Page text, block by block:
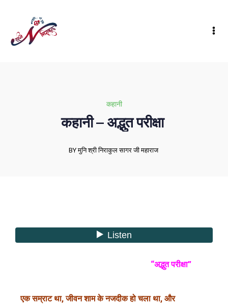
कहानी
कहानी – अद्भुत परीक्षा
BY मुनि श्री निराकुल सागर जी महाराज
“अद्भुत परीक्षा”
एक सम्राट था, जीवन शाम के नजदीक हो चला था, और